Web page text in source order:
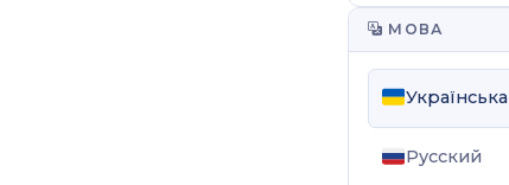
МОВА
Українська
Русский